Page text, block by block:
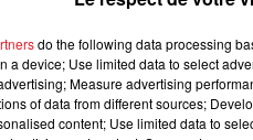
LES
courant ce matin dans
à la normale ce soir.
début d’après-midi
do the following data processing
a device; Use limited data to select
Measure advertising
of data from different sources;
content; Use limited data to